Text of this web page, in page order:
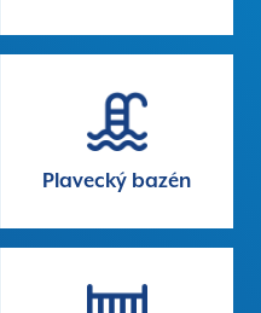
Plavecký bazén